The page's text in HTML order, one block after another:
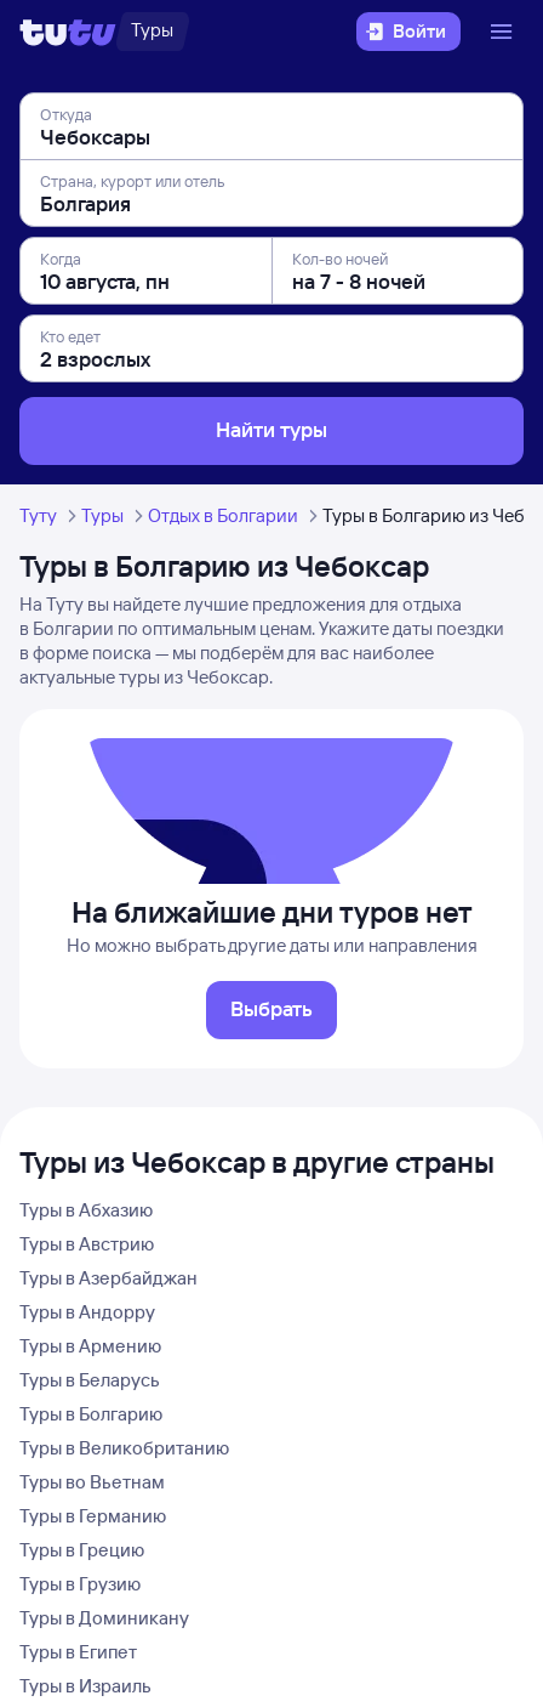
Туры Войти
Откуда
Страна, курорт или отель
Когда Кол-во ночей
Кто едет
Найти туры
Туту Туры Отдых в Болгарии Туры в Болгарию из
Туры в Болгарию из Чебоксар
На Туту вы найдете лучшие предложения для отдыха
в Болгарии по оптимальным ценам. Укажите даты поездки
в форме поиска — мы подберём для вас наиболее
актуальные туры из Чебоксар.
На ближайшие дни туров нет
Но можно выбрать другие даты или направления
Выбрать
Туры из Чебоксар в другие страны
Туры в Абхазию
Туры в Австрию
Туры в Азербайджан
Туры в Андорру
Туры в Армению
Туры в Беларусь
Туры в Болгарию
Туры в Великобританию
Туры во Вьетнам
Туры в Германию
Туры в Грецию
Туры в Грузию
Туры в Доминикану
Туры в Египет
Туры в Израиль